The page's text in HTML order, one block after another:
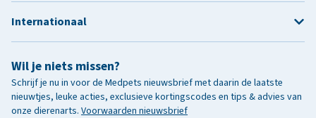
Wil je niets missen?
Schrijf je nu in voor de Medpets nieuwsbrief met daarin de laatste
nieuwtjes, leuke acties, exclusieve kortingscodes en tips & advies van
onze dierenarts. Voorwaarden nieuwsbrief
Internationaal